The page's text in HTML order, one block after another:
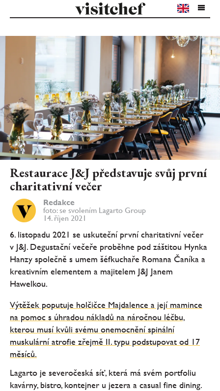
Restaurace J&J představuje svůj první
charitativní večer
Redakce
foto: se svolením Lagarto Group
14. říjen 2021
6. listopadu 2021 se uskuteční první charitativní večer
v J&J. Degustační večeře proběhne pod záštitou Hynka
Hanzy společně s umem šéfkuchaře Romana Čaníka a
kreativním elementem a majitelem J&J Janem
Hawelkou.
Výtěžek poputuje holčičce Majdalence a její mamince
na pomoc s úhradou nákladů na náročnou léčbu,
kterou musí kvůli svému onemocnění spinální
muskulární atrofie zřejmě II. typu podstupovat od 17
měsíců.
Lagarto je severočeská síť, která má svém portfoliu
kavárny, bistro, kontejner u jezera a casual fine dining.